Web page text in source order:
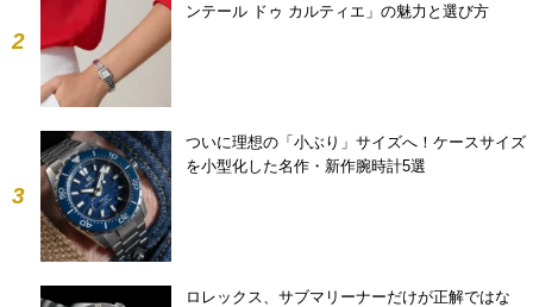
2
ンテール ドゥ カルティエ」の魅力と選び方
3
ついに理想の「小ぶり」サイズへ！ケースサイズ
を小型化した名作・新作腕時計5選
ロレックス、サブマリーナーだけが正解ではな